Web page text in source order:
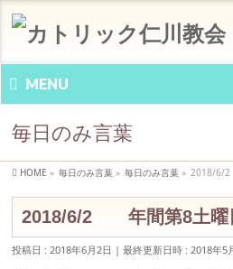
MENU
毎日のみ言葉
HOME » 毎日のみ言葉 » 毎日のみ言葉 » 2018/6/
2018/6/2 年間第8土曜
投稿日 : 2018年6月2日 最終更新日時 : 2018年5